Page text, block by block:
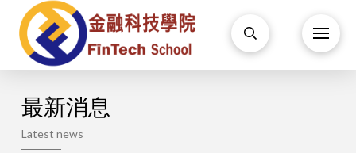
最新消息
Latest news